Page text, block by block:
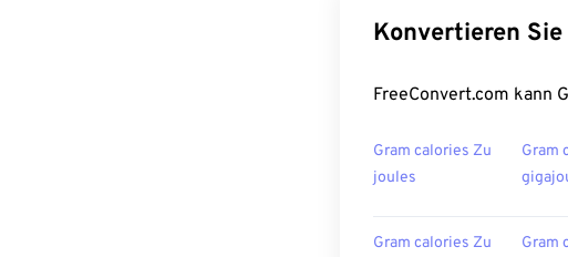
Konvertieren
FreeConvert.com kann
Gram calories Zu
joules
Gram
Gram calories Zu
Gram